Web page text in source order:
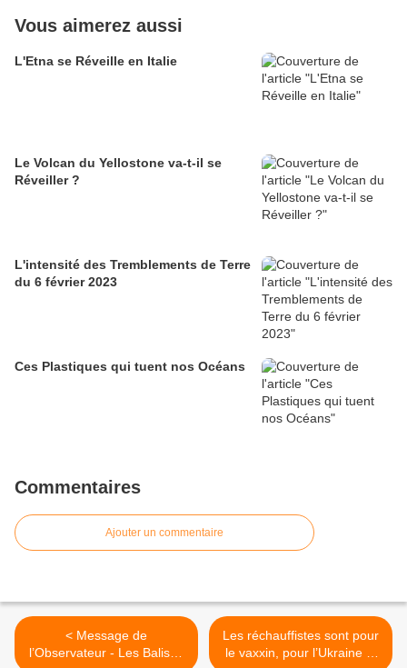
Vous aimerez aussi
L'Etna se Réveille en Italie
Le Volcan du Yellostone va-t-il se
Réveiller ?
L'intensité des Tremblements de Terre
du 6 février 2023
Ces Plastiques qui tuent nos Océans
Commentaires
Ajouter un commentaire
< Message de
l’Observateur - Les Balises
Les réchauffistes sont pour
le vaxxin, pour l’Ukraine et